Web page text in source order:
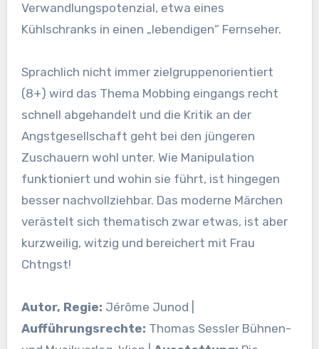
Verwandlungspotenzial, etwa eines
Kühlschranks in einen „lebendigen“ Fernseher.
Sprachlich nicht immer zielgruppenorientiert
(8+) wird das Thema Mobbing eingangs recht
schnell abgehandelt und die Kritik an der
Angstgesellschaft geht bei den jüngeren
Zuschauern wohl unter. Wie Manipulation
funktioniert und wohin sie führt, ist hingegen
besser nachvollziehbar. Das moderne Märchen
verästelt sich thematisch zwar etwas, ist aber
kurzweilig, witzig und bereichert mit Frau
Chtngst!
Autor, Regie: Jérôme Junod |
Aufführungsrechte: Thomas Sessler Bühnen-